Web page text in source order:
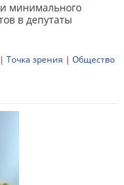
минимального
в депутаты
| Точка зрения | Общество